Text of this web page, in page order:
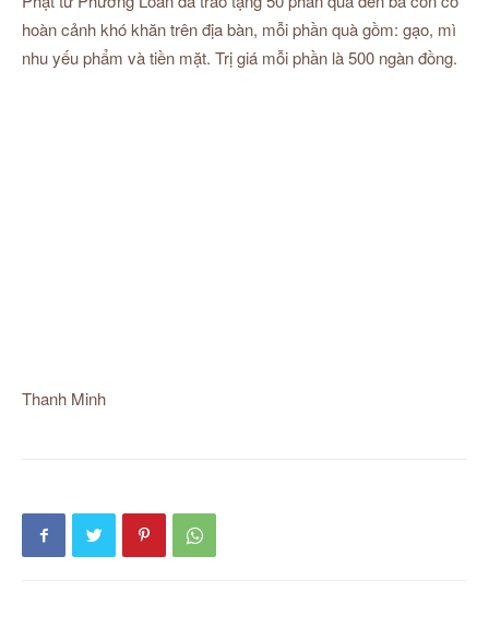
hoàn cảnh khó khăn trên địa bàn, mỗi phần quà gồm: gạo, mì
nhu yếu phẩm và tiền mặt. Trị giá mỗi phần là 500 ngàn đồng.
Thanh Minh